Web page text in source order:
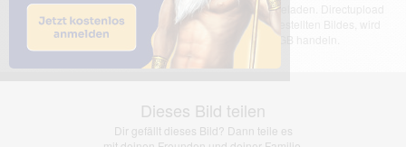
Das dargestellte Bild wurde von einem Nutzer hochgeladen. Directupload
übernimmt keinerlei Haftung für den Inhalt des dargestellten Bildes, wird
jedoch bei Verstößen nach §2(3) unserer AGB handeln.
Dieses Bild teilen
Dir gefällt dieses Bild? Dann teile es